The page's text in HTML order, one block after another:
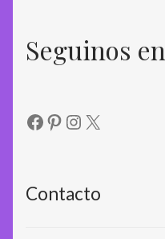
Seguinos en
Facebook
Pinterest
Instagram
X
Contacto